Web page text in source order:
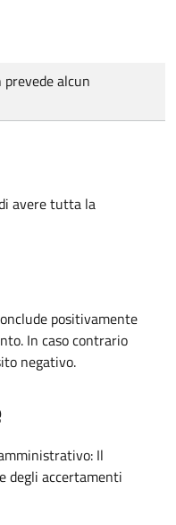
alcun
avere tutta la
positivamente
In caso contrario
negativo.
Il
degli accertamenti